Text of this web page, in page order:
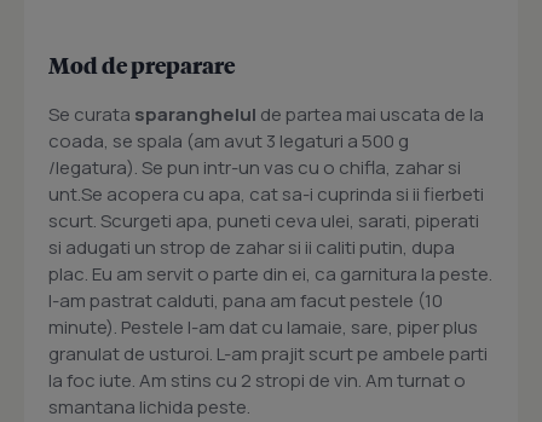
Mod de preparare
Se curata sparanghelul de partea mai uscata de la
coada, se spala (am avut 3 legaturi a 500 g
/legatura). Se pun intr-un vas cu o chifla, zahar si
unt.Se acopera cu apa, cat sa-i cuprinda si ii fierbeti
scurt. Scurgeti apa, puneti ceva ulei, sarati, piperati
si adugati un strop de zahar si ii caliti putin, dupa
plac. Eu am servit o parte din ei, ca garnitura la peste.
I-am pastrat calduti, pana am facut pestele (10
minute). Pestele l-am dat cu lamaie, sare, piper plus
granulat de usturoi. L-am prajit scurt pe ambele parti
la foc iute. Am stins cu 2 stropi de vin. Am turnat o
smantana lichida peste.